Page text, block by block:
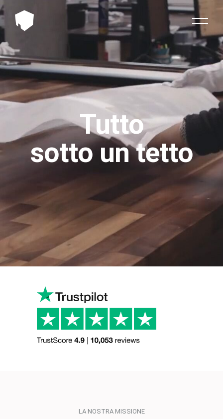
Tutto
sotto un tetto
LA NOSTRA MISSIONE